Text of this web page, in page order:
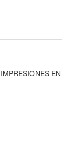
EN